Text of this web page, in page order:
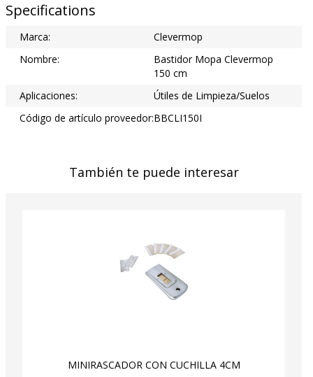
Specifications
Marca:
Clevermop
Nombre:
Bastidor Mopa Clevermop
150 cm
Aplicaciones:
Útiles de Limpieza/Suelos
Código de artículo proveedor:BBCLI150I
También te puede interesar
MINIRASCADOR CON CUCHILLA 4CM